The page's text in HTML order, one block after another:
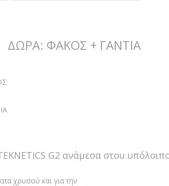
ΔΩΡΑ: ΦΑΚΟΣ + ΓΑΝΤΙΑ
G2 ανάμεσα στου
χρυσού και για την